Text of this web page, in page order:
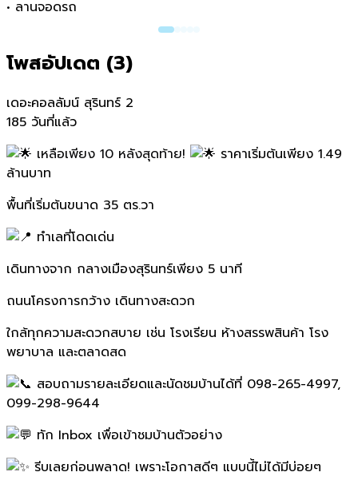
• ลานจอดรถ
โพสอัปเดต (3)
เดอะคอลลัมน์ สุรินทร์ 2
185 วันที่แล้ว
เหลือเพียง 10 หลังสุดท้าย!
ราคาเริ่มต้นเพียง 1.49
ล้านบาท
พื้นที่เริ่มต้นขนาด 35 ตร.วา
ทำเลที่โดดเด่น
เดินทางจาก กลางเมืองสุรินทร์เพียง 5 นาที
ถนนโครงการกว้าง เดินทางสะดวก
ใกล้ทุกความสะดวกสบาย เช่น โรงเรียน ห้างสรรพสินค้า โรง
พยาบาล และตลาดสด
สอบถามรายละเอียดและนัดชมบ้านได้ที่ 098-265-4997,
099-298-9644
ทัก Inbox เพื่อเข้าชมบ้านตัวอย่าง
รีบเลยก่อนพลาด! เพราะโอกาสดีๆ แบบนี้ไม่ได้มีบ่อยๆ